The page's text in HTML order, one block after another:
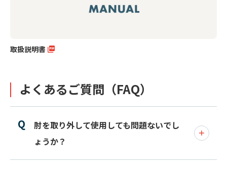
取扱説明書
よくあるご質問（FAQ）
肘を取り外して使用しても問題ないでし
ょうか？